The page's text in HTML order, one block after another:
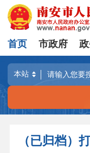
首页 市政府
（已归档）